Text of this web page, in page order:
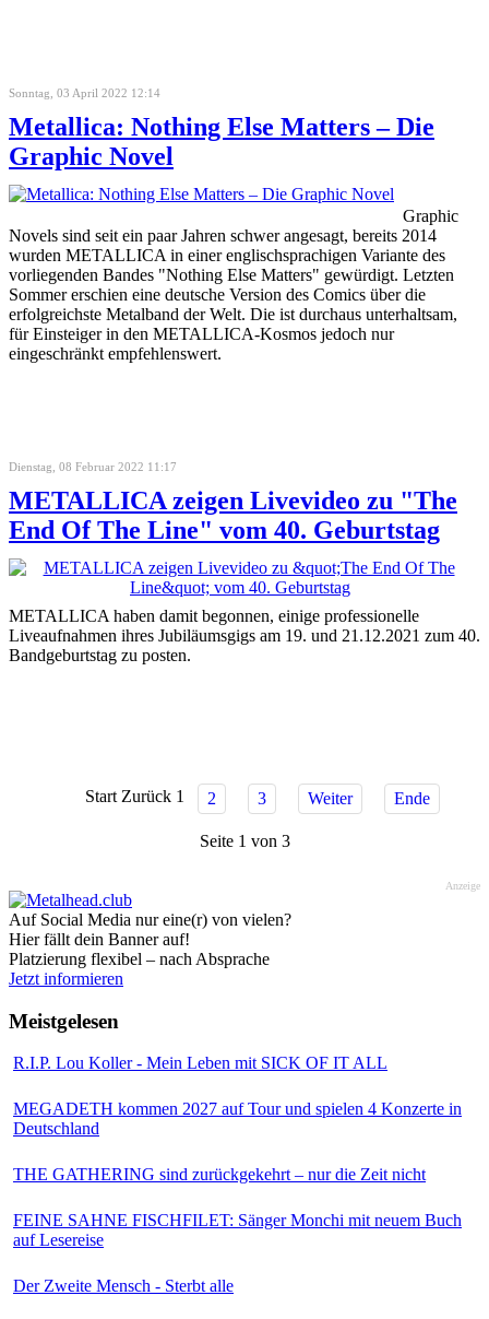
Sonntag, 03 April 2022 12:14
Metallica: Nothing Else Matters – Die
Graphic Novel
Graphic
Novels sind seit ein paar Jahren schwer angesagt, bereits 2014
wurden METALLICA in einer englischsprachigen Variante des
vorliegenden Bandes "Nothing Else Matters" gewürdigt. Letzten
Sommer erschien eine deutsche Version des Comics über die
erfolgreichste Metalband der Welt. Die ist durchaus unterhaltsam,
für Einsteiger in den METALLICA-Kosmos jedoch nur
eingeschränkt empfehlenswert.
Dienstag, 08 Februar 2022 11:17
METALLICA zeigen Livevideo zu "The
End Of The Line" vom 40. Geburtstag
METALLICA haben damit begonnen, einige professionelle
Liveaufnahmen ihres Jubiläumsgigs am 19. und 21.12.2021 zum 40.
Bandgeburtstag zu posten.
Start Zurück 1 2 3 Weiter Ende
Seite 1 von 3
Anzeige
Auf Social Media nur eine(r) von vielen?
Hier fällt dein Banner auf!
Platzierung flexibel – nach Absprache
Jetzt informieren
Meistgelesen
R.I.P. Lou Koller - Mein Leben mit SICK OF IT ALL
MEGADETH kommen 2027 auf Tour und spielen 4 Konzerte in
Deutschland
THE GATHERING sind zurückgekehrt – nur die Zeit nicht
FEINE SAHNE FISCHFILET: Sänger Monchi mit neuem Buch
auf Lesereise
Der Zweite Mensch - Sterbt alle